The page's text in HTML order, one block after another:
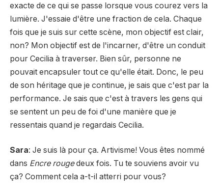
exacte de ce qui se passe lorsque vous courez vers la
lumière. J'essaie d'être une fraction de cela. Chaque
fois que je suis sur cette scène, mon objectif est clair,
non? Mon objectif est de l'incarner, d'être un conduit
pour Cecilia à traverser. Bien sûr, personne ne
pouvait encapsuler tout ce qu'elle était. Donc, le peu
de son héritage que je continue, je sais que c'est par la
performance. Je sais que c'est à travers les gens qui
se sentent un peu de foi d'une manière que je
ressentais quand je regardais Cecilia.
Sara: Je suis là pour ça. Artivisme! Vous êtes nommé
dans Encre rougedeux fois. Tu te souviens avoir vu
ça? Comment cela a-t-il atterri pour vous?